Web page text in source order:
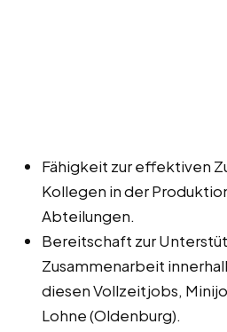
Fähigkeit zur effektiven
Kollegen in der
Abteilungen.
Bereitschaft zur
Zusammenarbeit
diesen Vollzeitjobs,
Lohne (Oldenburg).